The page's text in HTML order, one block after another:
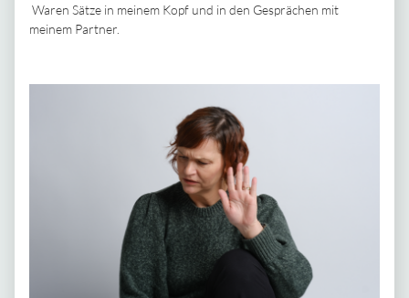
Waren Sätze in meinem Kopf und in den Gesprächen mit
meinem Partner.